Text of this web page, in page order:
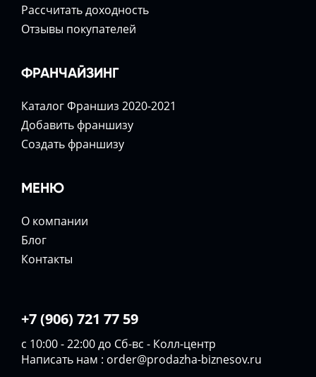
Расcчитать доходность
Отзывы покупателей
ФРАНЧАЙЗИНГ
Каталог Франшиз 2020-2021
Добавить франшизу
Создать франшизу
МЕНЮ
О компании
Блог
Контакты
+7 (906) 721 77 59
с 10:00 - 22:00 до Сб-вс - Колл-центр
Написать нам : order@prodazha-biznesov.ru